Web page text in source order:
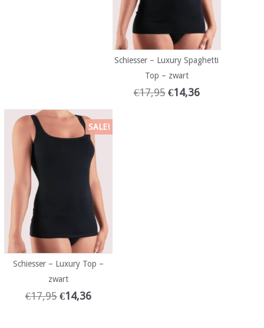
Schiesser – Luxury Spaghetti
Top – zwart
€17,95 €14,36
SALE!
Schiesser – Luxury Top –
zwart
€17,95 €14,36